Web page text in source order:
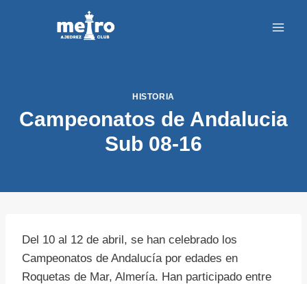
HISTORIA
Campeonatos de Andalucia
Sub 08-16
Del 10 al 12 de abril, se han celebrado los
Campeonatos de Andalucía por edades en
Roquetas de Mar, Almería. Han participado entre